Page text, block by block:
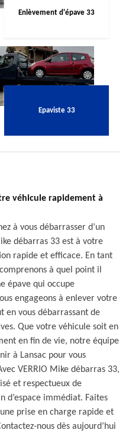
Enlèvement d'épave 33
Epaviste 33
véhicule rapidement à
à vous débarrasser d’un
débarras 33 est à votre
rapide et efficace. En tant
à quel point il
épave qui occupe
engageons à enlever votre
en vous débarrassant de
Que votre véhicule soit en
en fin de vie, notre équipe
à Lansac pour vous
VERRIO Mike débarras 33,
et respectueux de
d’espace immédiat. Faites
prise en charge rapide et
nous dès aujourd’hui